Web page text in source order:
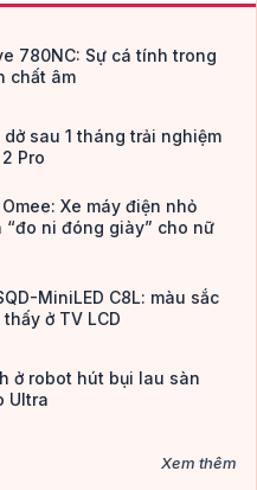
780NC: Sự cá tính trong
chất âm
sau 1 tháng trải nghiệm
Pro
Xe máy điện nhỏ
“đo ni đóng giày” cho nữ
MiniLED C8L: màu sắc
ở TV LCD
ở robot hút bụi lau sàn
Ultra
Xem thêm